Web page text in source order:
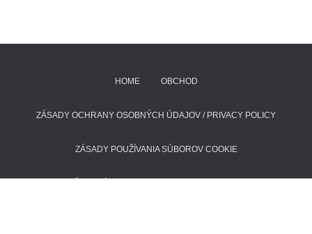
HOME OBCHOD
ZÁSADY OCHRANY OSOBNÝCH ÚDAJOV / PRIVACY POLICY
ZÁSADY POUŽÍVANIA SÚBOROV COOKIE